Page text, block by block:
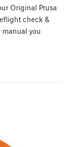
Original Prusa
check &
manual you